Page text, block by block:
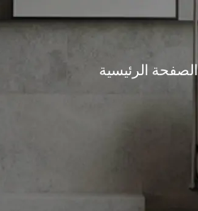
الصفحة الرئيسية